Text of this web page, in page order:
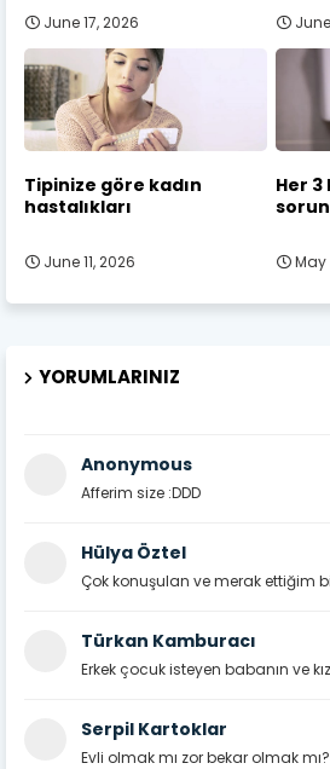
June 17, 2026
Tipinize göre kadın
hastalıkları
June 11, 2026
Her 3
May
YORUMLARINIZ
Anonymous
Afferim size :DDD
Hülya Öztel
Çok konuşulan ve merak ettiğim
Türkan Kamburacı
Erkek çocuk isteyen babanın ve
Serpil Kartoklar
Evli olmak mı zor bekar olmak